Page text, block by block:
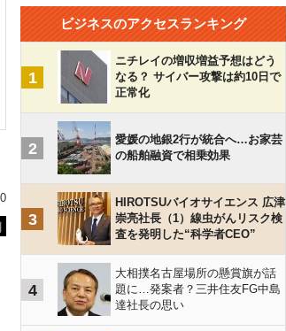
ビジネスのアクセスランキング
1
ニチレイの増収増益予想はどう
なる？ サイバー攻撃は約10日で
正常化
2
愛媛の地銀2行が統合へ…お家芸
の船舶融資で相乗効果
3
HIROTSUバイオサイエンス 広津
崇亮社長（1）線虫がんリスク検
査を発明した“科学者CEO”
4
大相撲名古屋場所の懸賞旗が話
題に…発案者？三井住友FG中島
達社長の思い